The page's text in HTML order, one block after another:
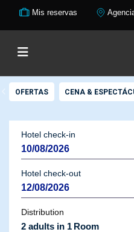
Mis reservas
OFERTAS CENA &
Hotel check-in
Hotel check-out
Distribution
2 adults in 1 Room